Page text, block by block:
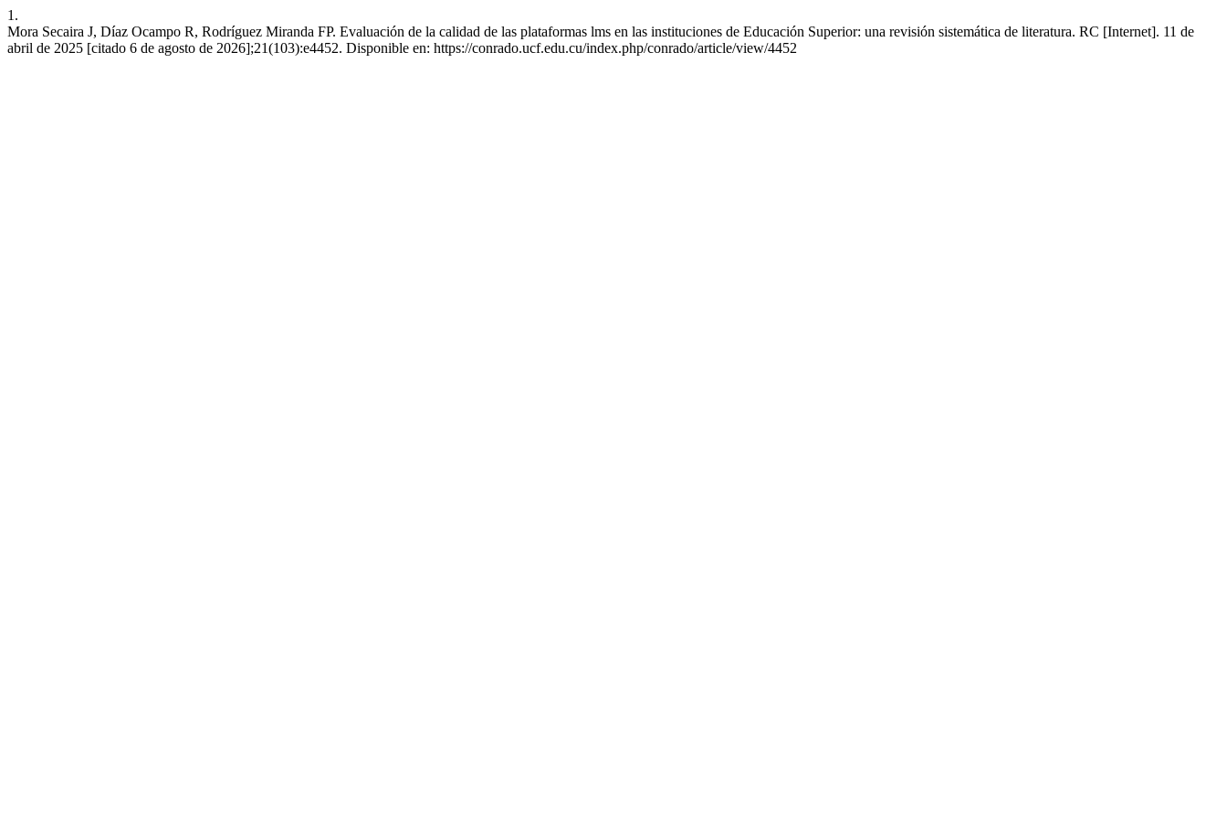
1.
Mora Secaira J, Díaz Ocampo R, Rodríguez Miranda FP. Evaluación de la calidad de las plataformas lms en las instituciones de Educación Superior: una revisión sistemática de literatura. RC [Internet]. 11 de
abril de 2025 [citado 6 de agosto de 2026];21(103):e4452. Disponible en: https://conrado.ucf.edu.cu/index.php/conrado/article/view/4452